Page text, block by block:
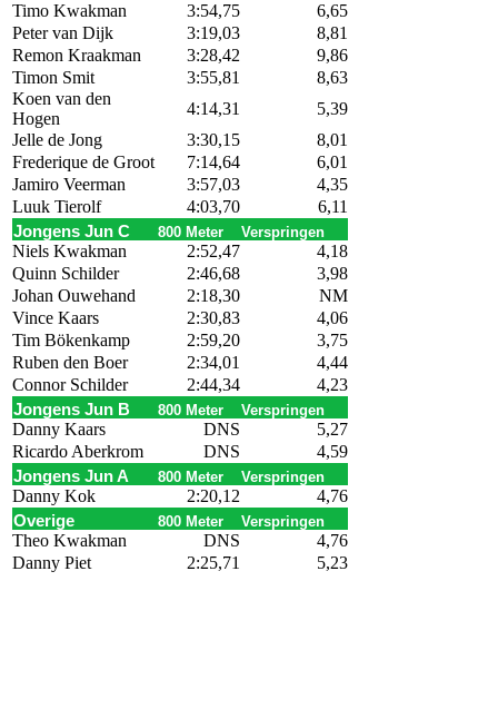
Timo Kwakman
3:54,75
6,65
Peter van Dijk
3:19,03
8,81
Remon Kraakman
3:28,42
9,86
Timon Smit
3:55,81
8,63
Koen van den
Hogen
4:14,31
5,39
Jelle de Jong
3:30,15
8,01
Frederique de Groot
7:14,64
6,01
Jamiro Veerman
3:57,03
4,35
Luuk Tierolf
4:03,70 6,11
Jongens Jun C 800 Meter Verspringen
Niels Kwakman 2:52,47
4,18
Quinn Schilder
2:46,68
3,98
Johan Ouwehand
2:18,30
NM
Vince Kaars
2:30,83
4,06
Tim Bökenkamp
2:59,20
3,75
Ruben den Boer
2:34,01
4,44
Connor Schilder
2:44,34 4,23
Jongens Jun B 800 Meter Verspringen
Danny Kaars DNS
5,27
Ricardo Aberkrom
DNS 4,59
Jongens Jun A 800 Meter Verspringen
Danny Kok 2:20,12 4,76
Overige 800 Meter Verspringen
Theo Kwakman DNS
4,76
Danny Piet
2:25,71 5,23